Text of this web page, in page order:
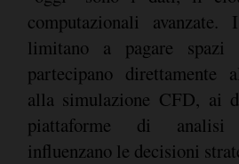
computazionali
limitano a pagare
partecipano direttamente
alla simulazione CFD, ai
piattaforme di
influenzano le decisioni